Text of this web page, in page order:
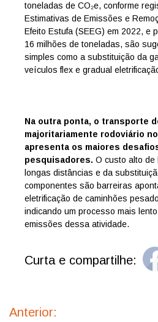
toneladas de CO₂e, conforme
Estimativas de Emissões e
Efeito Estufa (SEEG) em 2022, e
16 milhões de toneladas, são
simples como a substituição da
veículos flex e gradual
Na outra ponta, o transporte
majoritariamente rodoviário
apresenta os maiores
pesquisadores. O custo alto de
longas distâncias e da
componentes são barreiras
eletrificação de caminhões
indicando um processo mais
emissões dessa atividade.
Curta e compartilhe:
de
Anterior: